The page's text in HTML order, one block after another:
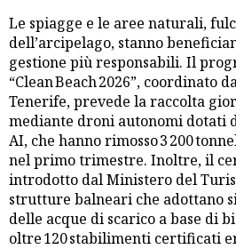
Le spiagge e le aree naturali,
dell’arcipelago, stanno
gestione più responsabili. Il
“Clean Beach 2026”, coordinato
Tenerife, prevede la raccolta
mediante droni autonomi dotati
AI, che hanno rimosso 3 200
nel primo trimestre. Inoltre, il
introdotto dal Ministero del
strutture balneari che adottano
delle acque di scarico a base di
oltre 120 stabilimenti certificati